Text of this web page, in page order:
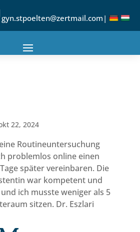
gyn.stpoelten@zertmail.com |
22, 2024
Routineuntersuchung
problemlos online einen
später vereinbaren. Die
war kompetent und
ich musste weniger als 5
sitzen. Dr. Eszlari